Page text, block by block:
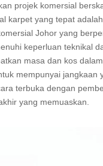
projek komersial
karpet yang tepat
Johor yang
keperluan teknikal
masa dan kos
mempunyai jangkaan
terbuka dengan
yang memuaskan.